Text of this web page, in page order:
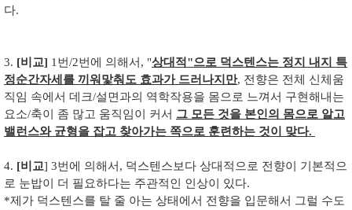
다.
3. [비교] 1번/2번에 의해서, "상대적"으로 덕스텐스는 정지 내지 특
정순간자세를 끼워맟춰도 효과가 드러나지만, 전향은 전체 신체움
직임 속에서 데크/설면과의 역학작용을 몸으로 느껴서 구현해내는
요소/축이 좀 많고 움직임이 커서 그 모든 것을 본인의 몸으로 알고
밸런스와 균형을 잡고 찾아가는 쪽으로 훈련하는 것이 맞다.
4. [비교] 3번에 의해서, 덕스텐스보다 상대적으로 전향이 기본적으
로 눈밥이 더 필요하다는 주관적인 인상이 있다.
*제가 덕스텐스를 탈 줄 아는 상태에서 전향을 입문해서 그럴 수도